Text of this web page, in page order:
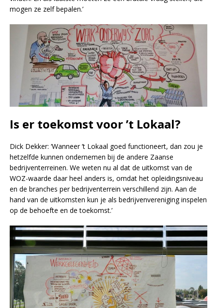
mogen ze zelf bepalen.’
Is er toekomst voor ’t Lokaal?
Dick Dekker: ‘Wanneer ’t Lokaal goed functioneert, dan zou je
hetzelfde kunnen ondernemen bij de andere Zaanse
bedrijventerreinen. We weten nu al dat de uitkomst van de
WOZ-waarde daar heel anders is, omdat het opleidingsniveau
en de branches per bedrijventerrein verschillend zijn. Aan de
hand van de uitkomsten kun je als bedrijvenvereniging inspelen
op de behoefte en de toekomst.’